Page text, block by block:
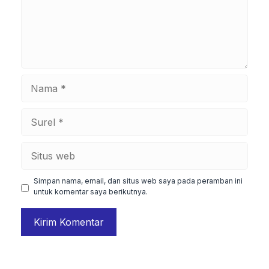
Simpan nama, email, dan situs web saya pada peramban ini
untuk komentar saya berikutnya.